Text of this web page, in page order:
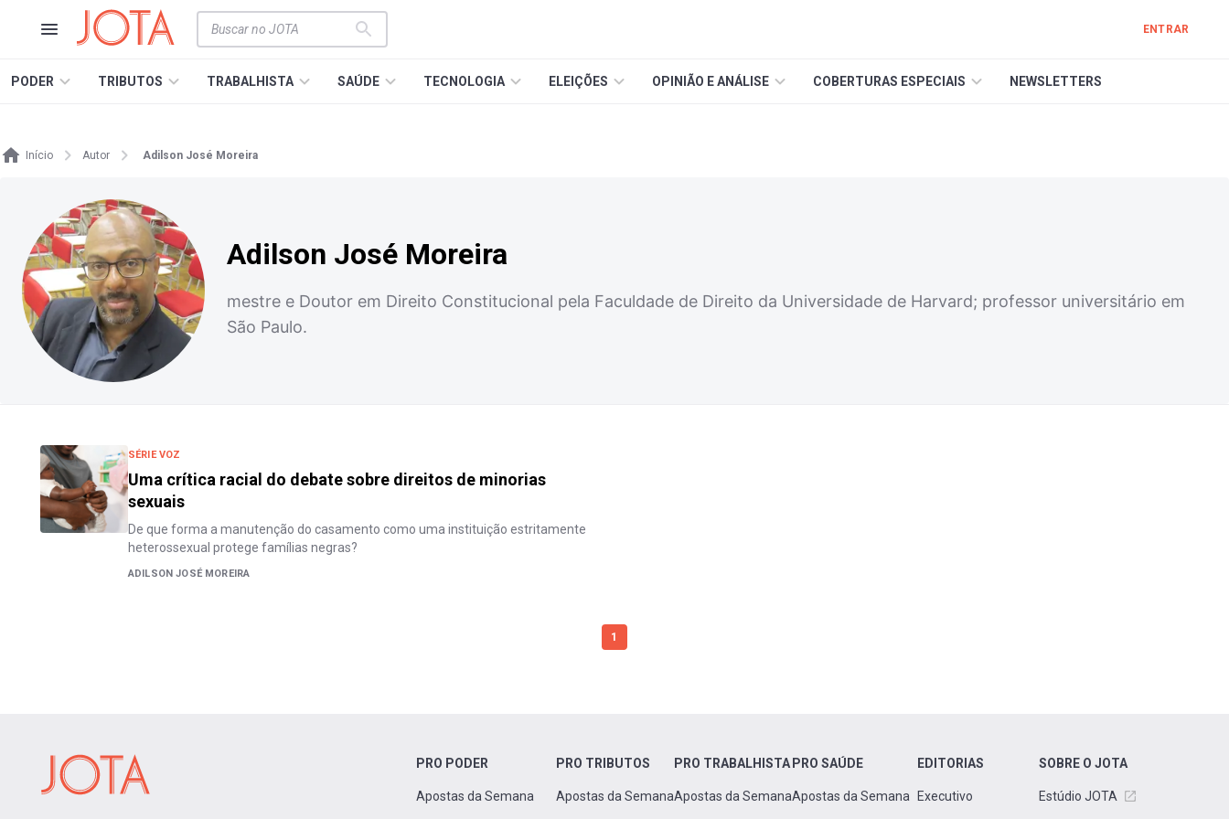
ENTRAR
PODER TRIBUTOS TRABALHISTA SAÚDE TECNOLOGIA ELEIÇÕES OPINIÃO E ANÁLISE COBERTURAS ESPECIAIS NEWSLETTERS
Início Autor Adilson José Moreira
Adilson José Moreira
mestre e Doutor em Direito Constitucional pela Faculdade de Direito da Universidade de Harvard; professor universitário em
São Paulo.
SÉRIE VOZ
Uma crítica racial do debate sobre direitos de minorias
sexuais
De que forma a manutenção do casamento como uma instituição estritamente
heterossexual protege famílias negras?
ADILSON JOSÉ MOREIRA
1
PRO PODER
Apostas da Semana
PRO TRIBUTOS
Apostas da Semana
PRO TRABALHISTA
Apostas da Semana
PRO SAÚDE
Apostas da Semana
EDITORIAS
Executivo
SOBRE O JOTA
Estúdio JOTA